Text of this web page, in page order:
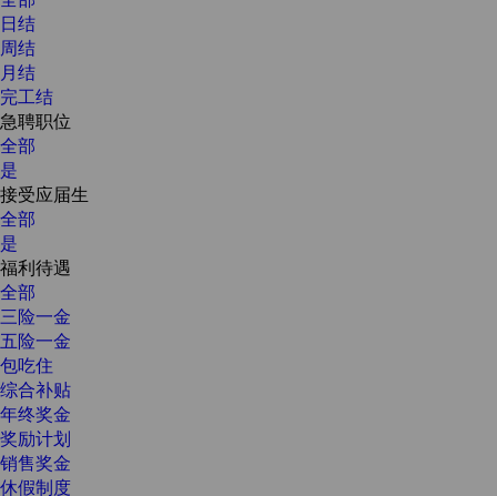
日结
周结
月结
完工结
急聘职位
全部
是
接受应届生
全部
是
福利待遇
全部
三险一金
五险一金
包吃住
综合补贴
年终奖金
奖励计划
销售奖金
休假制度